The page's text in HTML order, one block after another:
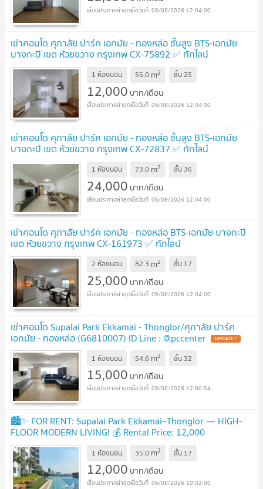
06/08/2026 12:04:00
เช่าคอนโด ศุภาลัย ปาร์ค เอกมัย - ทองหล่อ ชั้นสูง BTS-เอกมัย
บางกะปิ เขต ห้วยขวาง กรุงเทพ CX-75892 ✅ ทักไลน์
@connexproperty ตอบทันที ทีมงานมืออาชีพ ✅
1 ห้องนอน 55.0 m2 ชั้น25
12,000 บาท/เดือน
06/08/2026 12:04:00
เช่าคอนโด ศุภาลัย ปาร์ค เอกมัย - ทองหล่อ ชั้นสูง BTS-เอกมัย
บางกะปิ เขต ห้วยขวาง กรุงเทพ CX-72837 ✅ ทักไลน์
@connexproperty ตอบทันที ทีมงานมืออาชีพ ✅
1 ห้องนอน 73.0 m2 ชั้น 36
24,000 บาท/เดือน
06/08/2026 12:04:00
เช่าคอนโด ศุภาลัย ปาร์ค เอกมัย - ทองหล่อ BTS-เอกมัย บางกะปิ
เขต ห้วยขวาง กรุงเทพ CX-161973 ✅ ทักไลน์
@connexproperty ตอบทันที ทีมงานมืออาชีพ ✅
2 ห้องนอน 82.3 m2 ชั้น 17
25,000 บาท/เดือน
06/08/2026 12:04:00
เช่าคอนโด Supalai Park Ekkamai - Thonglor/ศุภาลัย ปาร์ค
เอกมัย - ทองหล่อ (G6810007) ID Line : @pccenter
1 ห้องนอน 54.6 m2 ชั้น 32
15,000 บาท/เดือน
06/08/2026 12:00:54
🏙️✨ FOR RENT: Supalai Park Ekkamai–Thonglor — HIGH-
FLOOR MODERN LIVING! 💰 Rental Price: 12,000
THB/month!!
1 ห้องนอน 35.0 m2 ชั้น 17
12,000 บาท/เดือน
06/08/2026 10:02:00